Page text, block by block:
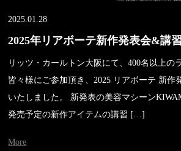
2025.01.28
2025年リアボーテ新作発表会&講
リッツ・カールトン大阪にて、400名以上の
皆々様にご参加頂き、2025 リアボーテ 新作
いたしました。 新発表の美容マシーン
発売予定の新作アイテムの講習 […]
More